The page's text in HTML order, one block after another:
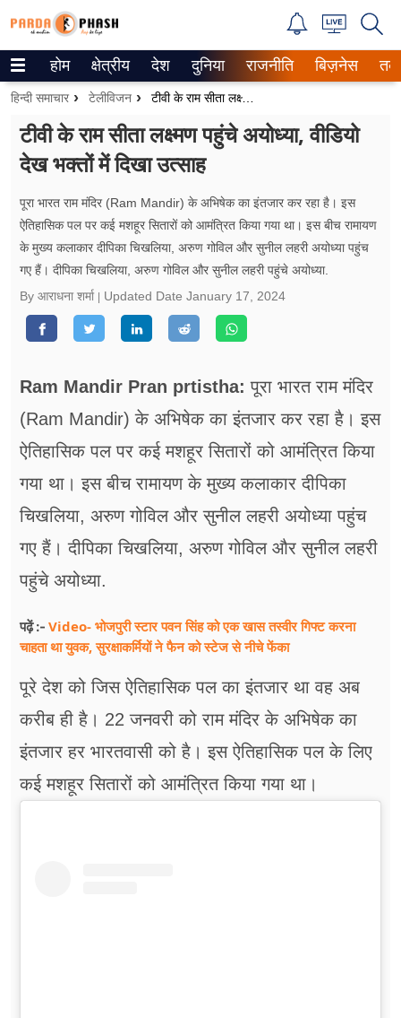
Trending on Google News
ePaper
वेब स्टोरीज
उत्तर प्रदेश
गैलरी
रिलेशनशिप
फूड
सेहत
ब्‍यूटी
शिक्षा
अन्य खबरें
होम क्षेत्रीय देश दुनिया राजनीति बिज़नेस
हिन्दी समाचार टेलीविजन टीवी के राम सीता लक्ष्मण पहुंचे अयोध्या, वीडियो देख भक्तों में दिखा उत्साह
टीवी के राम सीता लक्ष्मण पहुंचे अयोध्या, वीडियो
देख भक्तों में दिखा उत्साह
पूरा भारत राम मंदिर (Ram Mandir) के अभिषेक का इंतजार कर रहा है। इस
ऐतिहासिक पल पर कई मशहूर सितारों को आमंत्रित किया गया था। इस बीच रामायण
के मुख्य कलाकार दीपिका चिखलिया, अरुण गोविल और सुनील लहरी अयोध्या पहुंच
गए हैं। दीपिका चिखलिया, अरुण गोविल और सुनील लहरी पहुंचे अयोध्या.
By आराधना शर्मा
Updated Date January 17, 2024
Ram Mandir Pran prtistha: पूरा भारत राम मंदिर
(Ram Mandir) के अभिषेक का इंतजार कर रहा है। इस
ऐतिहासिक पल पर कई मशहूर सितारों को आमंत्रित किया
गया था। इस बीच रामायण के मुख्य कलाकार दीपिका
चिखलिया, अरुण गोविल और सुनील लहरी अयोध्या पहुंच
गए हैं। दीपिका चिखलिया, अरुण गोविल और सुनील लहरी
पहुंचे अयोध्या.
पढ़ें :- Video- भोजपुरी स्टार पवन सिंह को एक खास तस्वीर गिफ्ट करना
चाहता था युवक, सुरक्षाकर्मियों ने फैन को स्टेज से नीचे फेंका
पूरे देश को जिस ऐतिहासिक पल का इंतजार था वह अब
करीब ही है। 22 जनवरी को राम मंदिर के अभिषेक का
इंतजार हर भारतवासी को है। इस ऐतिहासिक पल के लिए
कई मशहूर सितारों को आमंत्रित किया गया था।